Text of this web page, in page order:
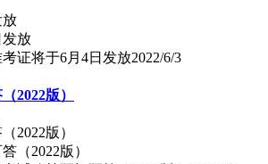
放
证将于6月4日发放2022/6/3
2022版）
2022版）